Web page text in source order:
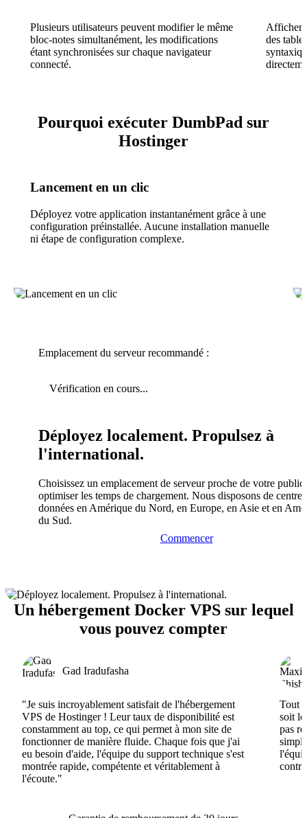
Plusieurs utilisateurs peuvent modifier le même
bloc-notes simultanément, les modifications
étant synchronisées sur chaque navigateur
connecté.
Afficher
des
Pourquoi exécuter DumbPad sur
Hostinger
Lancement en un clic
Déployez votre application instantanément grâce à une
configuration préinstallée. Aucune installation manuelle
ni étape de configuration complexe.
Emplacement du serveur recommandé :
Vérification en cours...
Déployez localement. Propulsez à
l'international.
Choisissez un emplacement de serveur proche de votre
optimiser les temps de chargement. Nous disposons de
données en Amérique du Nord, en Europe, en Asie et en
du Sud.
Commencer
Un hébergement Docker VPS sur lequel
vous pouvez compter
Gad Iradufasha
"Je suis incroyablement satisfait de l'hébergement
VPS de Hostinger ! Leur taux de disponibilité est
constamment au top, ce qui permet à mon site de
fonctionner de manière fluide. Chaque fois que j'ai
eu besoin d'aide, l'équipe du support technique s'est
montrée rapide, compétente et véritablement à
l'écoute."
Tout
soit
pas